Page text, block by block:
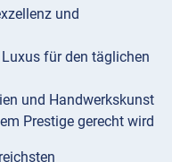
und
für den täglichen
und Handwerkskunst
Prestige gerecht wird